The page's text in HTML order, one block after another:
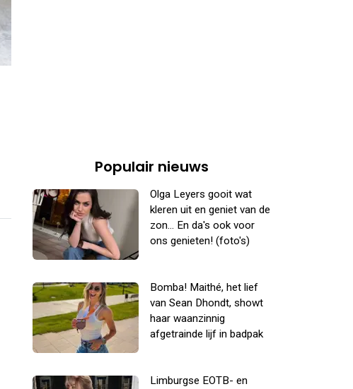
Populair nieuws
Olga Leyers gooit wat
kleren uit en geniet van de
zon... En da's ook voor
ons genieten! (foto's)
Bomba! Maithé, het lief
van Sean Dhondt, showt
haar waanzinnig
afgetrainde lijf in badpak
Limburgse EOTB- en